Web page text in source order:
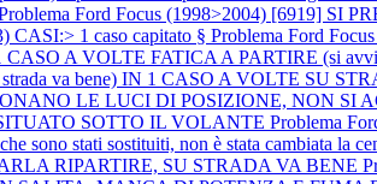
Ford Focus (1998>2004) [6919] SI
CASI:> 1 caso capitato § Problema Ford
CASO A VOLTE FATICA A PARTIRE (si
va bene) IN 1 CASO A VOLTE SU
LE LUCI DI POSIZIONE, NON
SOTTO IL VOLANTE Problema
sono stati sostituiti, non è stata cambiata la
RIPARTIRE, SU STRADA VA BENE